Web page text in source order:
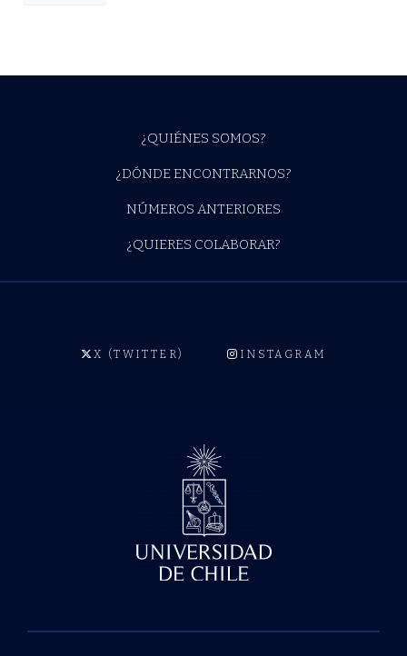
¿QUIÉNES SOMOS?
¿DÓNDE ENCONTRARNOS?
NÚMEROS ANTERIORES
¿QUIERES COLABORAR?
X (TWITTER) INSTAGRAM